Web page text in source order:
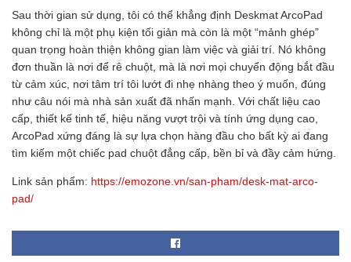
Sau thời gian sử dụng, tôi có thể khẳng định Deskmat ArcoPad
không chỉ là một phụ kiện tối giản mà còn là một “mảnh ghép”
quan trọng hoàn thiện không gian làm việc và giải trí. Nó không
đơn thuần là nơi để rê chuột, mà là nơi mọi chuyển động bắt đầu
từ cảm xúc, nơi tâm trí tôi lướt đi nhẹ nhàng theo ý muốn, đúng
như câu nói mà nhà sản xuất đã nhấn mạnh. Với chất liệu cao
cấp, thiết kế tinh tế, hiệu năng vượt trội và tính ứng dụng cao,
ArcoPad xứng đáng là sự lựa chọn hàng đầu cho bất kỳ ai đang
tìm kiếm một chiếc pad chuột đẳng cấp, bền bỉ và đầy cảm hứng.
Link sản phẩm: https://emozone.vn/san-pham/desk-mat-arco-
pad/